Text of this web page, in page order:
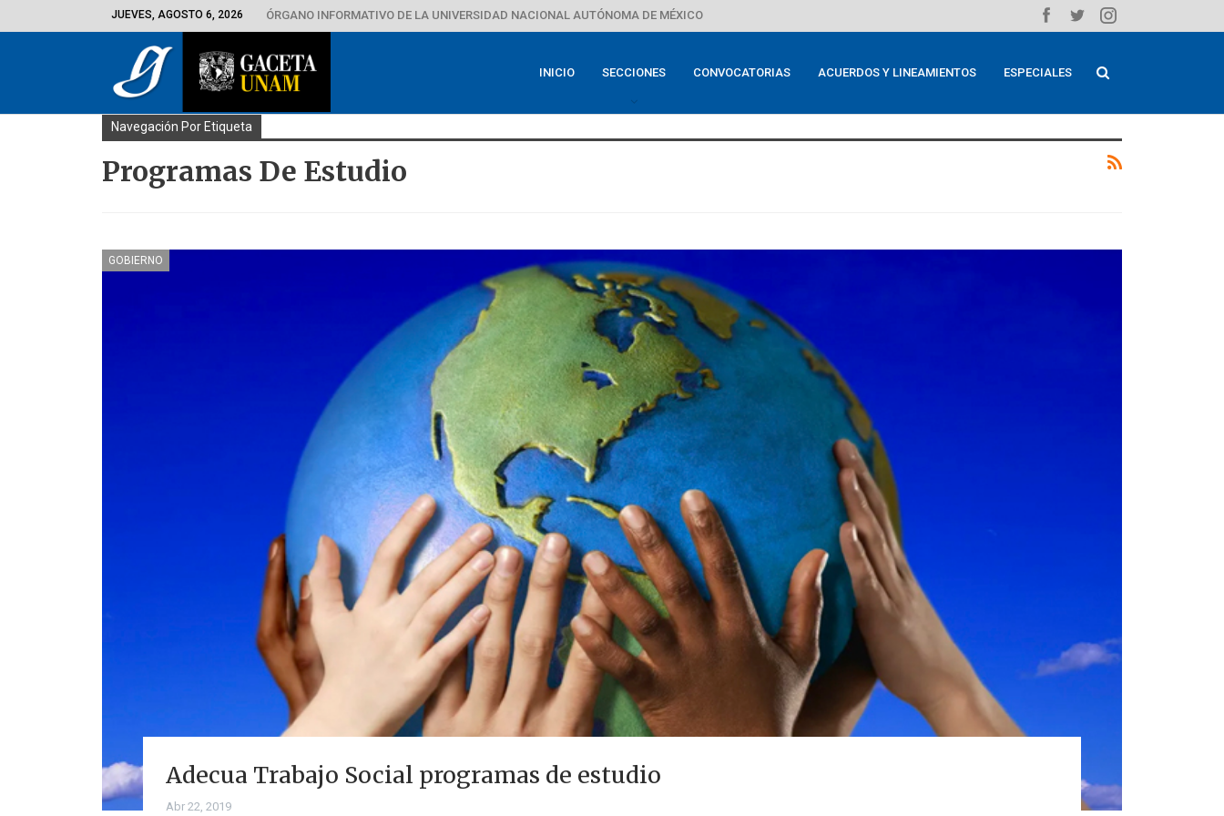
JUEVES, AGOSTO 6, 2026 ÓRGANO INFORMATIVO DE LA UNIVERSIDAD NACIONAL AUTÓNOMA DE MÉXICO
INICIO SECCIONES CONVOCATORIAS ACUERDOS Y LINEAMIENTOS ESPECIALES
Navegación Por Etiqueta
Programas De Estudio
GOBIERNO
Adecua Trabajo Social programas de estudio
Abr 22, 2019